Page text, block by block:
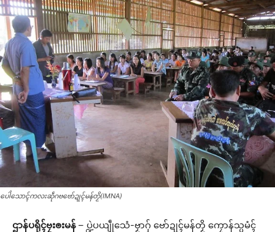
ပေါဲသောၚ်ကလးဆဵုဂဗဗော်ဍုၚ်မန်တၟိ(IMNA)
ဌာန်ပရိုၚ်ဗၠးၜးမန် – ပ္ဍဲပယျဵုသေံ-ဗၟာဂှ် ဗော်ဍုၚ်မန်တၟိ ကၠောန်သ္ပမံၚ်